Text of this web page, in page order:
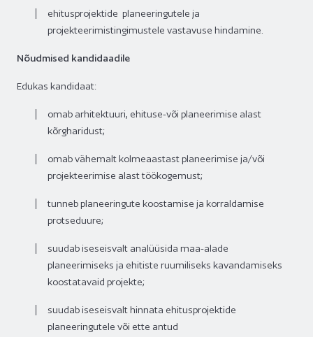
ehitusprojektide planeeringutele ja
projekteerimistingimustele vastavuse hindamine.
Nõudmised kandidaadile
Edukas kandidaat:
omab arhitektuuri, ehituse-või planeerimise alast
kõrgharidust;
omab vähemalt kolmeaastast planeerimise ja/või
projekteerimise alast töökogemust;
tunneb planeeringute koostamise ja korraldamise
protseduure;
suudab iseseisvalt analüüsida maa-alade
planeerimiseks ja ehitiste ruumiliseks kavandamiseks
koostatavaid projekte;
suudab iseseisvalt hinnata ehitusprojektide
planeeringutele või ette antud